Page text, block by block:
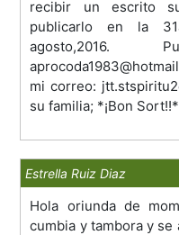
recibir un escrito
publicarlo en la
mi correo:
su familia; *¡Bon
Estrella Ruiz Diaz
Hola oriunda de
cumbia y tambora y